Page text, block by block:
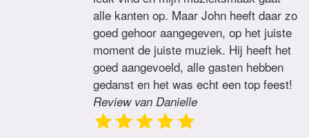
alle kanten op. Maar John heeft daar zo
goed gehoor aangegeven, op het juiste
moment de juiste muziek. Hij heeft het
goed aangevoeld, alle gasten hebben
gedanst en het was echt een top feest!
Review van Danielle